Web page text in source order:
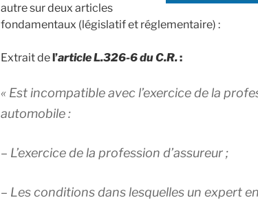
autre sur deux articles
fondamentaux (législatif et réglementaire) :
Extrait del’article L.326-6 du C.R.:
« Est incompatible avec l’exercice de la
automobile :
– L’exercice de la profession d’assureur ;
– Les conditions dans lesquelles un expert